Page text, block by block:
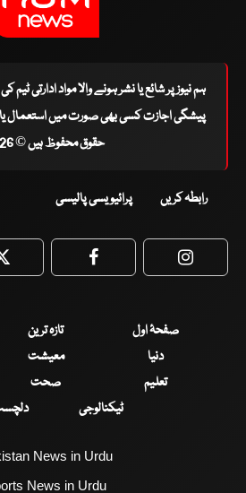
ہم نیوز پر شائع یا نشر ہونے والا مواد ادارتی
پیشگی اجازت کسی بھی صورت میں استعمال یا
حقوق محفوظ ہیں © 2026
رابطہ کریں پرائیویسی پالیسی
Twitter Facebook
صفحۂ اول تازہ ترین
دنیا
معیشت
تعلیم
صحت
ٹیکنالوجی
News in Urdu
News in Urdu